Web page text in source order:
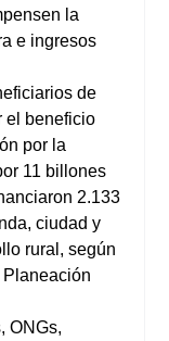
la
e ingresos
de
el beneficio
por la
11 billones
2.133
ciudad y
rural, según
ONGs,